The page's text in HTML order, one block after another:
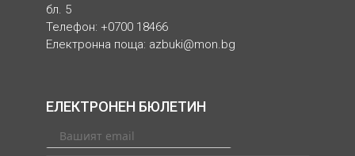
бл. 5
Телефон: +0700 18466
Електронна поща: azbuki@mon.bg
ЕЛЕКТРОНЕН БЮЛЕТИН